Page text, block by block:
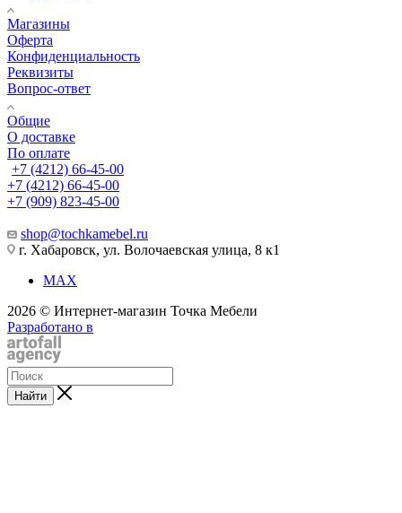
Магазины
Оферта
Конфиденциальность
Реквизиты
Вопрос-ответ
Общие
О доставке
По оплате
+7 (4212) 66-45-00
+7 (4212) 66-45-00
+7 (909) 823-45-00
shop@tochkamebel.ru
г. Хабаровск, ул. Волочаевская улица, 8 к1
MAX
2026 © Интернет-магазин Точка Мебели
Разработано в
Найти